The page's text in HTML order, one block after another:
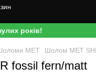
років!
MET Шолом MET
fossil fern/matt